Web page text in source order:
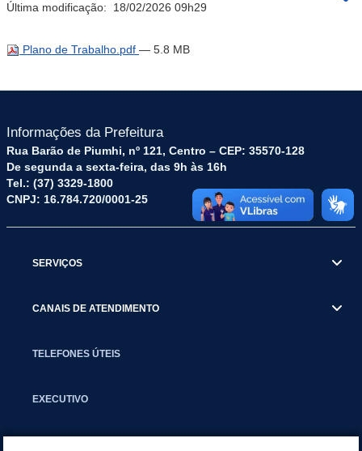
Última modificação: 18/02/2026 09h29
Plano de Trabalho.pdf — 5.8 MB
Informações da Prefeitura
Rua Barão de Piumhi, nº 121, Centro – CEP: 35570-128
De segunda a sexta-feira, das 9h às 16h
Tel.: (37) 3329-1800
CNPJ: 16.784.720/0001-25
SERVIÇOS
CANAIS DE ATENDIMENTO
TELEFONES ÚTEIS
EXECUTIVO